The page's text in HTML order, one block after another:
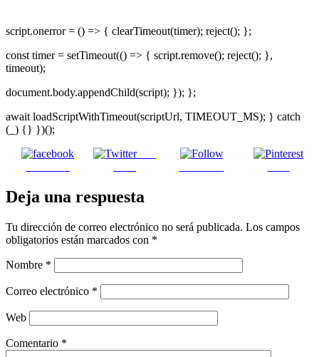
script.onerror = () => { clearTimeout(timer); reject(); };
const timer = setTimeout(() => { script.remove(); reject(); },
timeout);
document.body.appendChild(script); }); };
await loadScriptWithTimeout(scriptUrl, TIMEOUT_MS); } catch
(_) {} })();
Post
Deja una respuesta
Tu dirección de correo electrónico no será publicada. Los campos
obligatorios están marcados con *
Nombre *
Correo electrónico *
Web
Comentario *